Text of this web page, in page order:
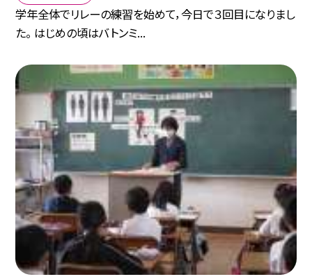
学年全体でリレーの練習を始めて，今日で３回目になりまし
た。 はじめの頃はバトンミ...